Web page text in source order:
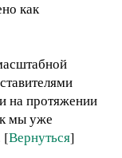
как
на протяжении
мы уже
[Вернуться]